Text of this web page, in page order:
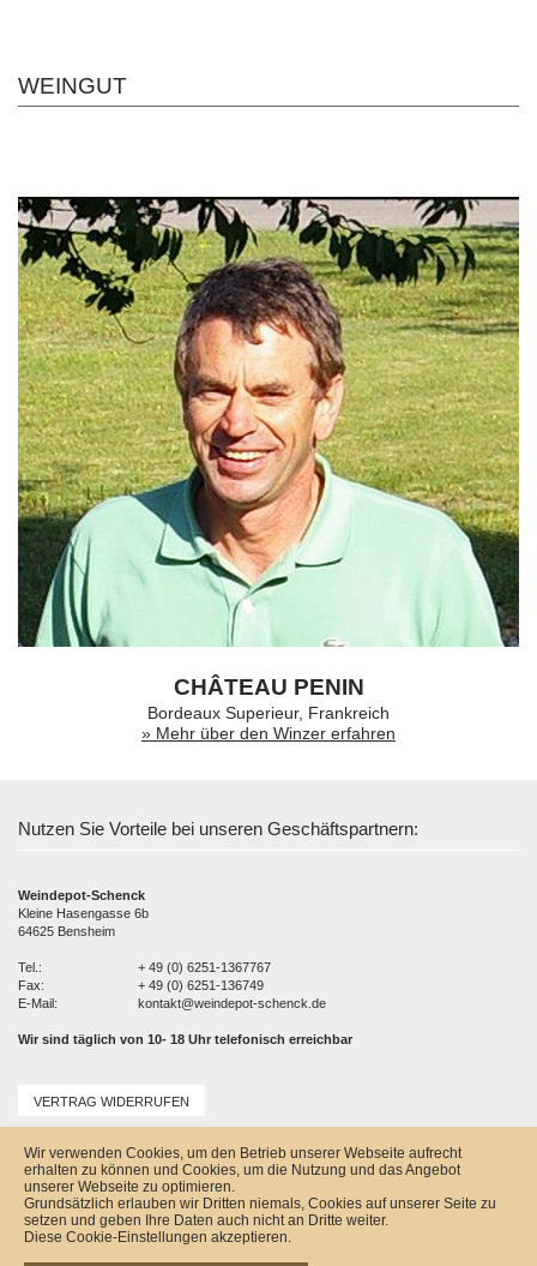
WEINGUT
CHÂTEAU PENIN
Bordeaux Superieur, Frankreich
» Mehr über den Winzer erfahren
Nutzen Sie Vorteile bei unseren Geschäftspartnern:
Weindepot-Schenck
Kleine Hasengasse 6b
64625 Bensheim
Tel.:
+ 49 (0) 6251-1367767
Fax:
+ 49 (0) 6251-136749
E-Mail:
kontakt@weindepot-schenck.de
Wir sind täglich von 10- 18 Uhr telefonisch erreichbar
VERTRAG WIDERRUFEN
Versandkosten
Kontakt
Zahlungsmöglichkeiten
Rückgabe & Widerrufsrecht
Impressum
Wir verwenden Cookies, um den Betrieb unserer Webseite aufrecht
erhalten zu können und Cookies, um die Nutzung und das Angebot
unserer Webseite zu optimieren.
Grundsätzlich erlauben wir Dritten niemals, Cookies auf unserer Seite zu
setzen und geben Ihre Daten auch nicht an Dritte weiter.
Diese Cookie-Einstellungen akzeptieren.